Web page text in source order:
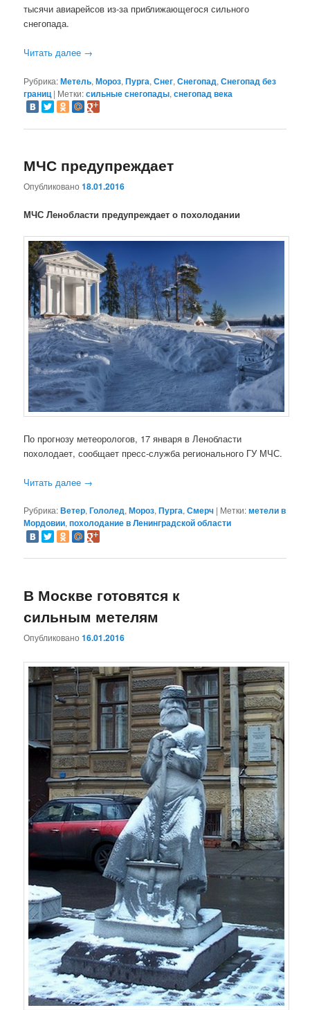
тысячи авиарейсов из-за приближающегося сильного
снегопада.
Читать далее →
Рубрика:Метель,Мороз,Пурга,Снег,Снегопад,Снегопад без
границ | Метки:сильные снегопады,снегопад века
МЧС предупреждает
Опубликовано18.01.2016
МЧС Ленобласти предупреждает о похолодании
По прогнозу метеорологов, 17 января в Ленобласти
похолодает, сообщает пресс-служба регионального ГУ МЧС.
Читать далее →
Рубрика:Ветер,Гололед,Мороз,Пурга,Смерч | Метки:метели в
Мордовии,похолодание в Ленинградской области
В Москве готовятся к
сильным метелям
Опубликовано16.01.2016